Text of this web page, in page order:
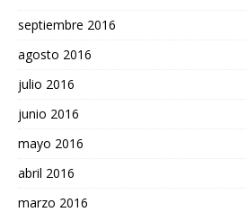
septiembre 2016
agosto 2016
julio 2016
junio 2016
mayo 2016
abril 2016
marzo 2016